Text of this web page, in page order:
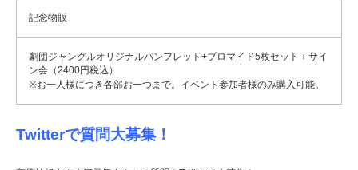
記念物販
劇団ジャングルオリジナルパンフレット+ブロマイド5枚セット＋サイ
ン会（2400円税込）
※お一人様につき各部お一つまで。イベント参加者様のみ購入可能。
Twitterで質問大募集！